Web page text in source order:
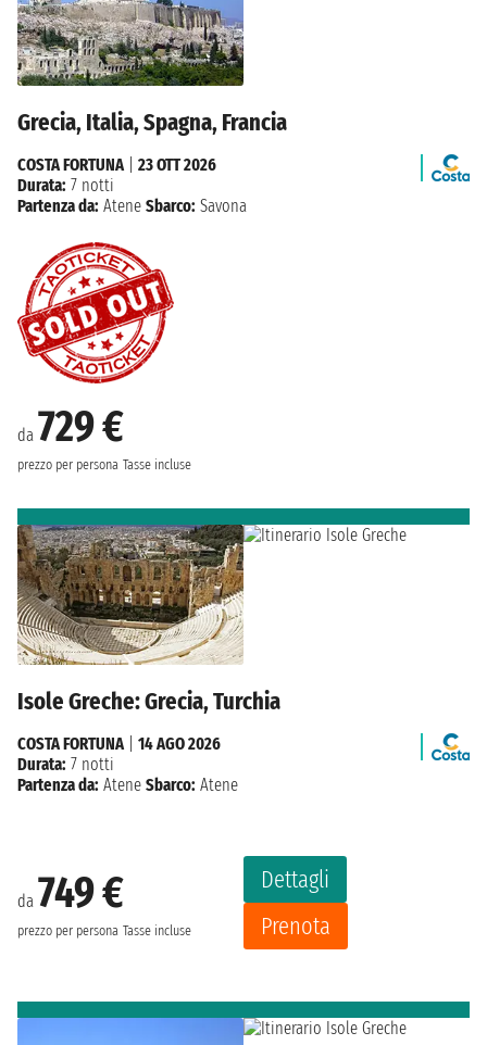
Grecia, Italia, Spagna, Francia
da 729 €
prezzo per persona Tasse incluse
COSTA FORTUNA| 23 OTT 2026
Durata: 7 notti
Partenza da: Atene Sbarco: Savona
Isole Greche: Grecia, Turchia
da 749 €
prezzo per persona Tasse incluse
Dettagli
Prenota
COSTA FORTUNA| 14 AGO 2026
Durata: 7 notti
Partenza da: Atene Sbarco: Atene